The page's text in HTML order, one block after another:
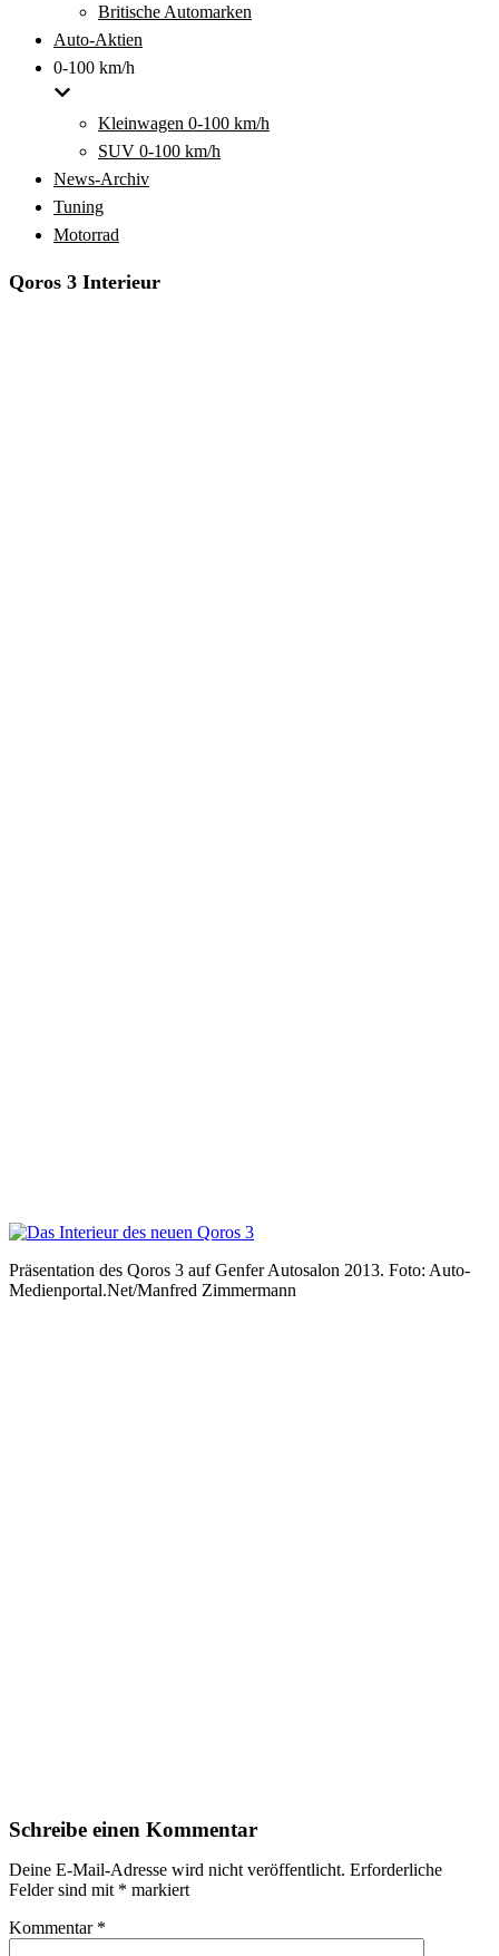
Britische Automarken
Auto-Aktien
0-100 km/h
Kleinwagen 0-100 km/h
SUV 0-100 km/h
News-Archiv
Tuning
Motorrad
Qoros 3 Interieur
Präsentation des Qoros 3 auf Genfer Autosalon 2013. Foto: Auto-
Medienportal.Net/Manfred Zimmermann
Schreibe einen Kommentar
Deine E-Mail-Adresse wird nicht veröffentlicht. Erforderliche
Felder sind mit * markiert
Kommentar *